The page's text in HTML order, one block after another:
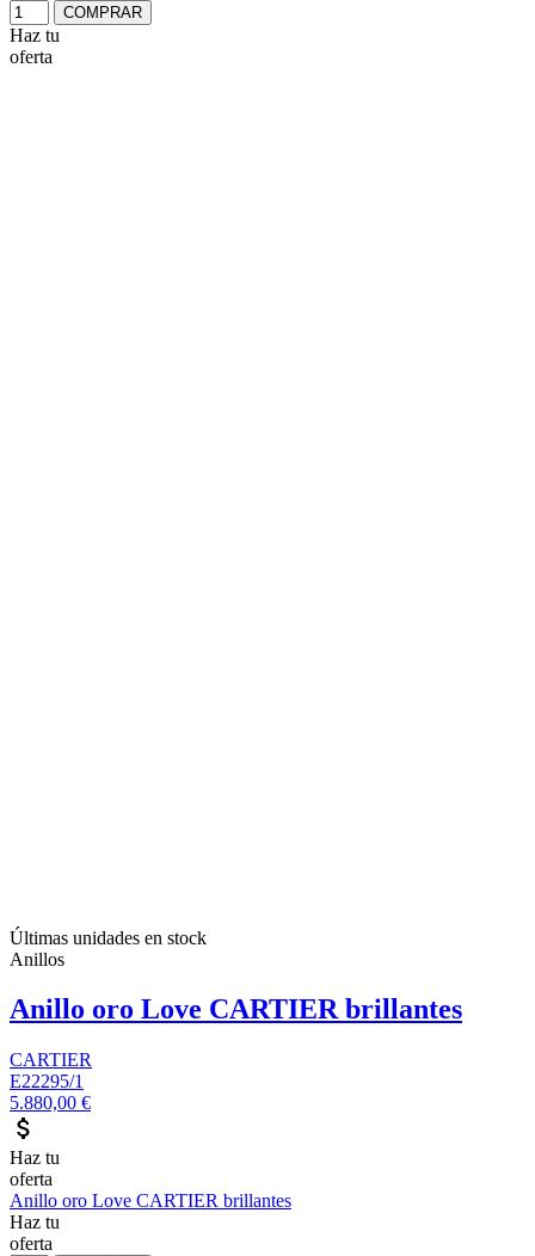
COMPRAR
Haz tu
oferta
Últimas unidades en stock
Anillos
Anillo oro Love CARTIER brillantes
CARTIER
E22295/1
5.880,00 €
attach_money
Haz tu
oferta
Anillo oro Love CARTIER brillantes
Haz tu
oferta